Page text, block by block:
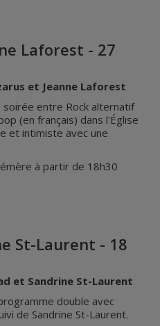
Laforest - 27
et Jeanne Laforest
soirée entre Rock alternatif
(en français) dans l'Église
et intimiste avec une
à partir de 18h30
St-Laurent - 18
et Sandrine St-Laurent
double avec
de Sandrine St-Laurent.